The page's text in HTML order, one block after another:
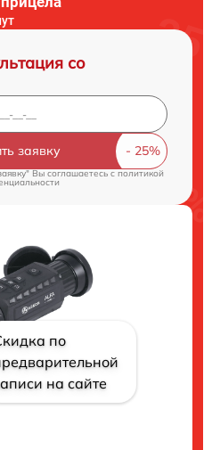
со
заявку
Вы соглашаетесь c политикой
по
на сайте